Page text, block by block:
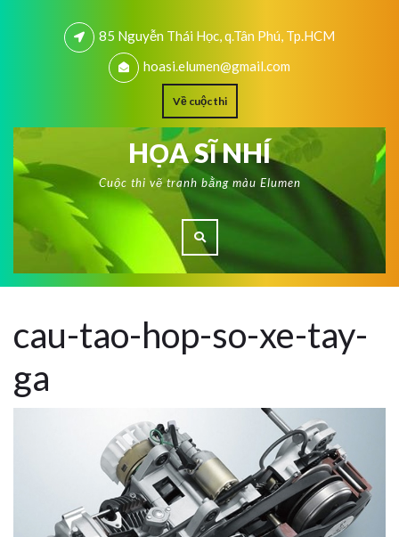
85 Nguyễn Thái Học, q.Tân Phú, Tp.HCM
hoasi.elumen@gmail.com
Về cuộc thi
HỌA SĨ NHÍ
Cuộc thi vẽ tranh bằng màu Elumen
cau-tao-hop-so-xe-tay-
ga